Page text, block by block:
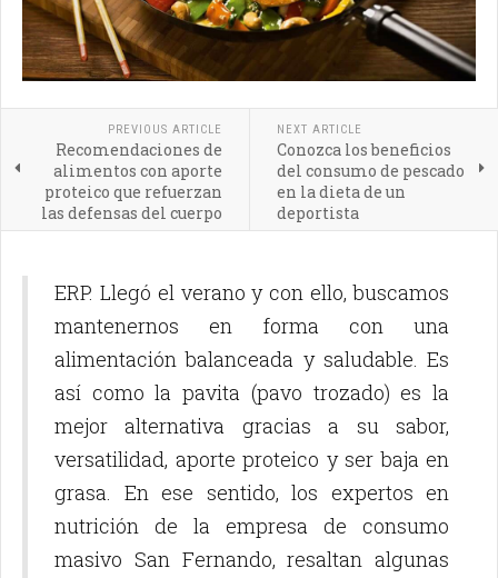
PREVIOUS ARTICLE
Recomendaciones de
alimentos con aporte
proteico que refuerzan
las defensas del cuerpo
NEXT ARTICLE
Conozca los beneficios
del consumo de pescado
en la dieta de un
deportista
ERP. Llegó el verano y con ello, buscamos
mantenernos en forma con una
alimentación balanceada y saludable. Es
así como la pavita (pavo trozado) es la
mejor alternativa gracias a su sabor,
versatilidad, aporte proteico y ser baja en
grasa. En ese sentido, los expertos en
nutrición de la empresa de consumo
masivo San Fernando, resaltan algunas